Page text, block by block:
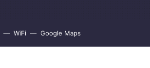
WiFi Google Maps